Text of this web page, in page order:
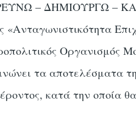
– ΔΗΜΙΟΥΡΓΩ –
Οργανισμός
τα αποτελέσματα
κατά την οποία